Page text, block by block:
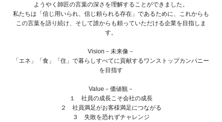
ようやく師匠の言葉の深さを理解することができました。
私たちは「信じ用いられ、信じ頼られる存在」であるために、これからも
この言葉を語り続け、そして誰からも頼っていただける企業を目指しま
す。
Vision－未来像－
「エネ」「食」「住」で暮らしすべてに貢献するワンストップカンパニー
を目指す
Value－価値観－
１ 社員の成長こそ会社の成長
２ 社員満足がお客様満足につながる
３ 失敗を恐れずチャレンジ